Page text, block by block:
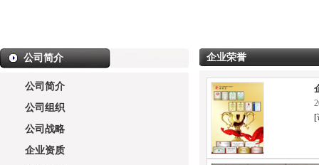
公司简介
公司简介
公司组织
公司战略
企业资质
企业荣誉
[